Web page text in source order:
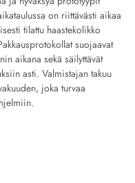
on riittävästi aikaa
tilattu haastekolikko
suojaavat
aikana sekä säilyttävät
asti. Valmistajan takuu
joka turvaa